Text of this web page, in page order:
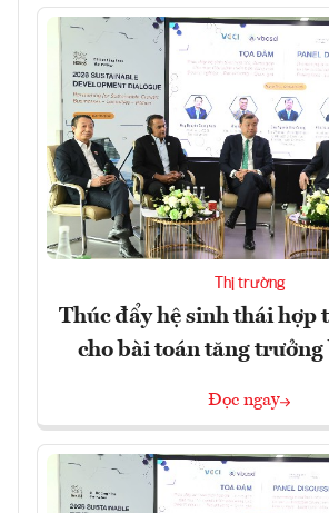
Thị trường
Thúc đẩy hệ sinh thái hợp
cho bài toán tăng trưởng
Đọc ngay